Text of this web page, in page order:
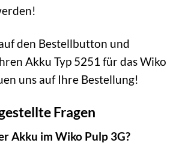
den Bestellbutton und
Akku Typ 5251 für das Wiko
uns auf Ihre Bestellung!
Fragen
Akku im Wiko Pulp 3G?